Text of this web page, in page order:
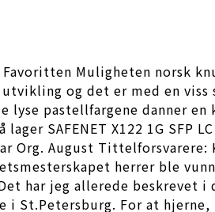
Muligheten norsk
og det er med en
lyse pastellfargene danner
SAFENET X122 1G SFP
Org. August Tittelforsvarere:
herrer ble
har jeg allerede
For at